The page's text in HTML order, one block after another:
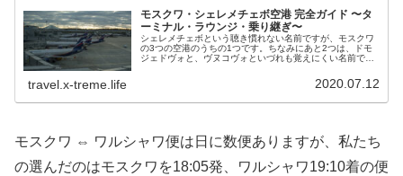
モスクワ・シェレメチェボ空港 完全ガイド 〜タ
ーミナル・ラウンジ・乗り継ぎ〜
シェレメチェボという聴き慣れない名前ですが、モスクワ
の3つの空港のうちの1つです。ちなみにあと2つは、ドモ
ジェドヴォと、ヴヌコヴォといづれも覚えにくい名前で
travel.x-treme.life 2020.07.12
モスクワ ⇔ ワルシャワ便は日に数便ありますが、私たち
の選んだのはモスクワを18:05発、ワルシャワ19:10着の便